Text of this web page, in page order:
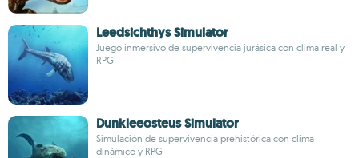
Leedsichthys Simulator
Juego inmersivo de supervivencia jurásica con clima real y
RPG
Dunkleeosteus Simulator
Simulación de supervivencia prehistórica con clima
dinámico y RPG